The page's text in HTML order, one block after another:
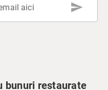
aici send
bunuri restaurate